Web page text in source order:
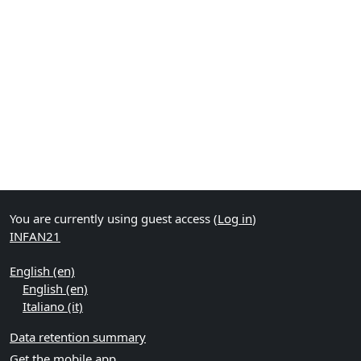
You are currently using guest access (Log in)
INFAN21
English ‎(en)‎
English ‎(en)‎
Italiano ‎(it)‎
Data retention summary